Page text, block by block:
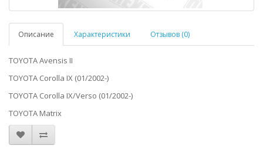
Описание Характеристики Отзывов (0)
TOYOTA Avensis II
TOYOTA Corolla IX (01/2002-)
TOYOTA Corolla IX/Verso (01/2002-)
TOYOTA Matrix